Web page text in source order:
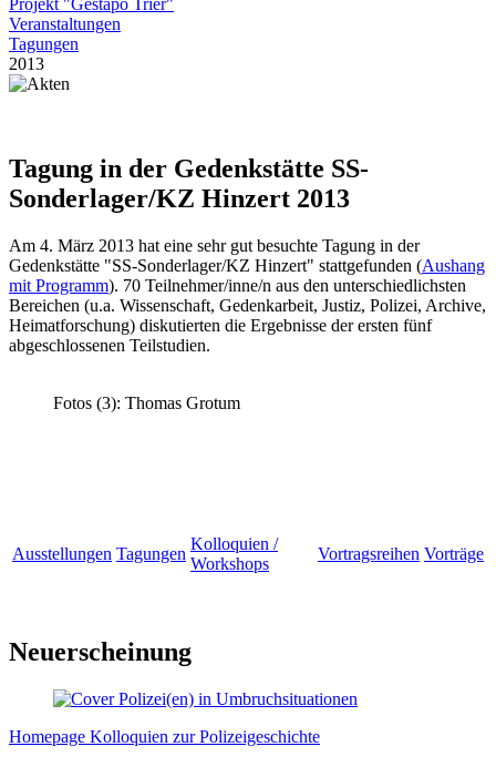
Projekt "Gestapo Trier"
Veranstaltungen
Tagungen
2013
Tagung in der Gedenkstätte SS-
Sonderlager/KZ Hinzert 2013
Am 4. März 2013 hat eine sehr gut besuchte Tagung in der
Gedenkstätte "SS-Sonderlager/KZ Hinzert" stattgefunden (Aushang
mit Programm). 70 Teilnehmer/inne/n aus den unterschiedlichsten
Bereichen (u.a. Wissenschaft, Gedenkarbeit, Justiz, Polizei, Archive,
Heimatforschung) diskutierten die Ergebnisse der ersten fünf
abgeschlossenen Teilstudien.
Fotos (3): Thomas Grotum
Ausstellungen Tagungen
Kolloquien /
Workshops
Vortragsreihen Vorträge
Neuerscheinung
Homepage Kolloquien zur Polizeigeschichte